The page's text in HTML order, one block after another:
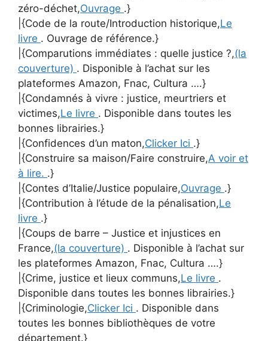
zéro-déchet,Ouvrage .}
|{Code de la route/Introduction historique,Le
livre . Ouvrage de référence.}
|{Comparutions immédiates : quelle justice ?,(la
couverture) . Disponible à l’achat sur les
plateformes Amazon, Fnac, Cultura ….}
|{Condamnés à vivre : justice, meurtriers et
victimes,Le livre . Disponible dans toutes les
bonnes librairies.}
|{Confidences d’un maton,Clicker Ici .}
|{Construire sa maison/Faire construire,A voir et
à lire. .}
|{Contes d’Italie/Justice populaire,Ouvrage .}
|{Contribution à l’étude de la pénalisation,Le
livre .}
|{Coups de barre – Justice et injustices en
France,(la couverture) . Disponible à l’achat sur
les plateformes Amazon, Fnac, Cultura ….}
|{Crime, justice et lieux communs,Le livre .
Disponible dans toutes les bonnes librairies.}
|{Criminologie,Clicker Ici . Disponible dans
toutes les bonnes bibliothèques de votre
département.}